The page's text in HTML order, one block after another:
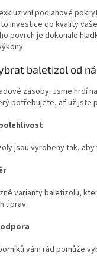
podlahové
investice do kvality
povrch je dokonale
baletizol od
zásoby: Jsme hrdí
potřebujete, ať už jste
jsou vyrobeny tak,
varianty baletizolu,
úprav.
vám rád pomůže